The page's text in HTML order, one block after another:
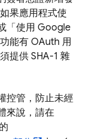
果應用程式使
「使用 Google
能有 OAuth 用
提供 SHA-1 雜
控管，防止未經
來說，請在